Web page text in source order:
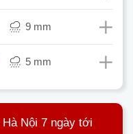
9 mm
5 mm
Nội 7 ngày tới